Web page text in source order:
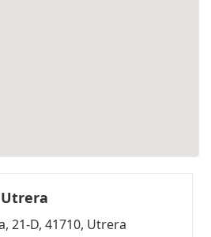
21-D, 41710, Utrera